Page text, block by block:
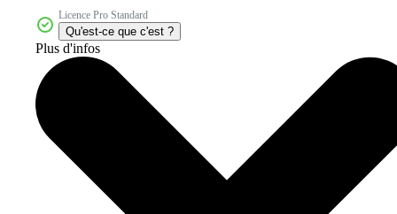
Licence Pro Standard
Qu'est-ce que c'est ?
Plus d'infos